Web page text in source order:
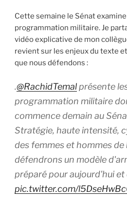
fin
de
leur
contrat
où
est-
on
de
l’application
cette
mesure? »
Cette semaine le Sénat
programmation militaire. Je
vidéo explicative de mon
revient sur les enjeux du texte
que nous défendons :
.@RachidTemalprésente
programmation militaire
commence demain au
Stratégie, haute intensité,
des femmes et hommes
défendrons un modèle
préparé pour aujourd'hui et
pic.twitter.com/